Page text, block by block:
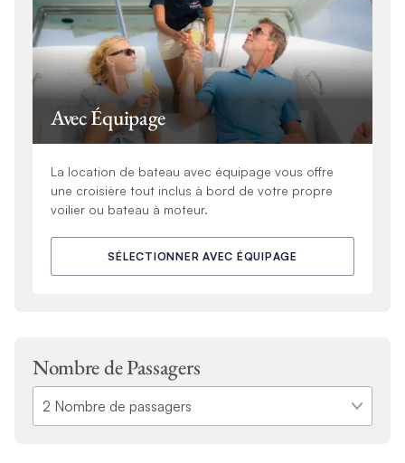
Avec Équipage
La location de bateau avec équipage vous offre
une croisière tout inclus à bord de votre propre
voilier ou bateau à moteur.
SÉLECTIONNER AVEC ÉQUIPAGE
Nombre de Passagers